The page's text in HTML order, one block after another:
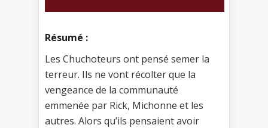
Résumé :
Les Chuchoteurs ont pensé semer la
terreur. Ils ne vont récolter que la
vengeance de la communauté
emmenée par Rick, Michonne et les
autres. Alors qu’ils pensaient avoir